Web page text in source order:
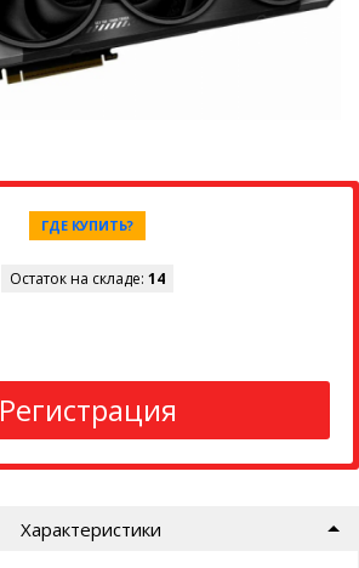
ГДЕ КУПИТЬ?
Остаток на складе: 14
Регистрация
Характеристики